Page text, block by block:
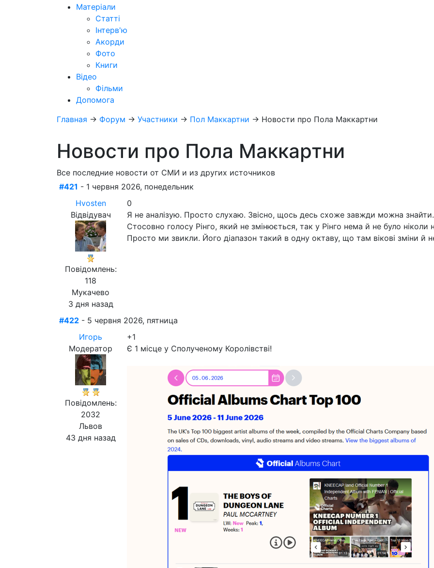
Матеріали
Статті
Інтерв'ю
Акорди
Фото
Книги
Відео
Фільми
Допомога
Главная → Форум → Участники → Пол Маккартни → Новости про Пола Маккартни
Новости про Пола Маккартни
Все последние новости от СМИ и из других источников
#421 - 1 червня 2026, понедельник
Hvosten
Відвідувач
Повідомлень:
118
Мукачево
3 дня назад
0
Я не аналізую. Просто слухаю. Звісно, щось десь схоже завжди можна знайти.
Стосовно голосу Рінго, який не змінюється, так у Рінго нема й не було ніколи
Просто ми звикли. Його діапазон такий в одну октаву, що там вікові зміни й
#422 - 5 червня 2026, пятница
Игорь
Модератор
Повідомлень:
2032
Львов
43 дня назад
+1
Є 1 місце у Сполученому Королівстві!